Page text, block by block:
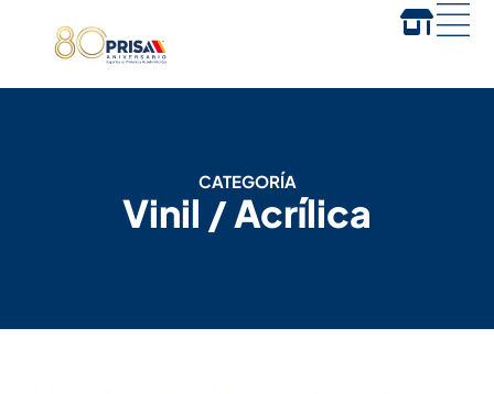
CATEGORÍA
Vinil / Acrílica